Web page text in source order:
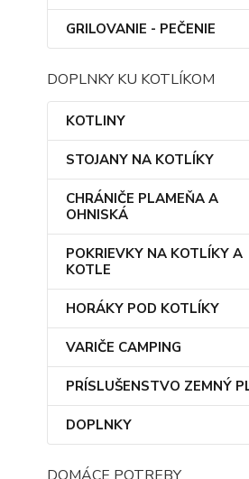
GRILOVANIE - PEČENIE
DOPLNKY KU KOTLÍKOM
KOTLINY
STOJANY NA KOTLÍKY
CHRÁNIČE PLAMEŇA A
OHNISKÁ
POKRIEVKY NA KOTLÍKY A
KOTLE
HORÁKY POD KOTLÍKY
VARIČE CAMPING
PRÍSLUŠENSTVO ZEMNÝ
DOPLNKY